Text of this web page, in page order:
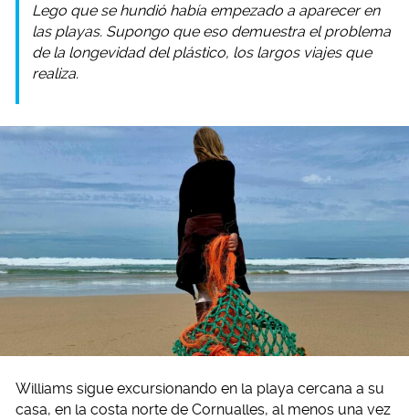
Lego que se hundió había empezado a aparecer en
las playas. Supongo que eso demuestra el problema
de la longevidad del plástico, los largos viajes que
realiza.
Williams sigue excursionando en la playa cercana a su
casa, en la costa norte de Cornualles, al menos una vez